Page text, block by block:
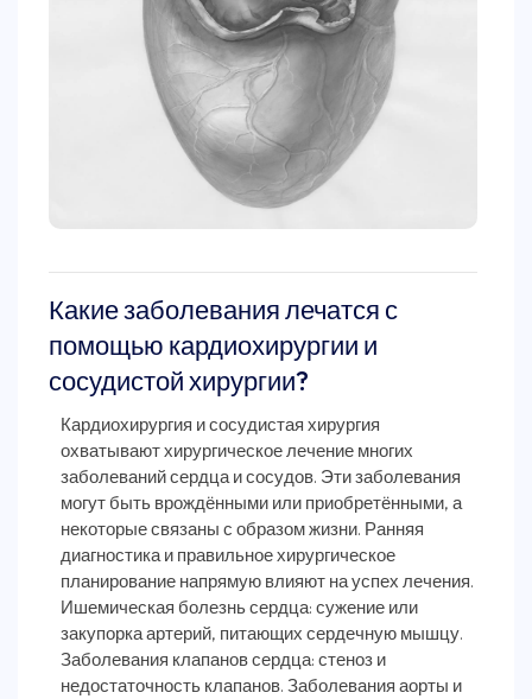
Какие заболевания лечатся с
помощью кардиохирургии и
сосудистой хирургии?
Кардиохирургия и сосудистая хирургия
охватывают хирургическое лечение многих
заболеваний сердца и сосудов. Эти заболевания
могут быть врождёнными или приобретёнными, а
некоторые связаны с образом жизни. Ранняя
диагностика и правильное хирургическое
планирование напрямую влияют на успех лечения.
Ишемическая болезнь сердца: сужение или
закупорка артерий, питающих сердечную мышцу.
Заболевания клапанов сердца: стеноз и
недостаточность клапанов. Заболевания аорты и